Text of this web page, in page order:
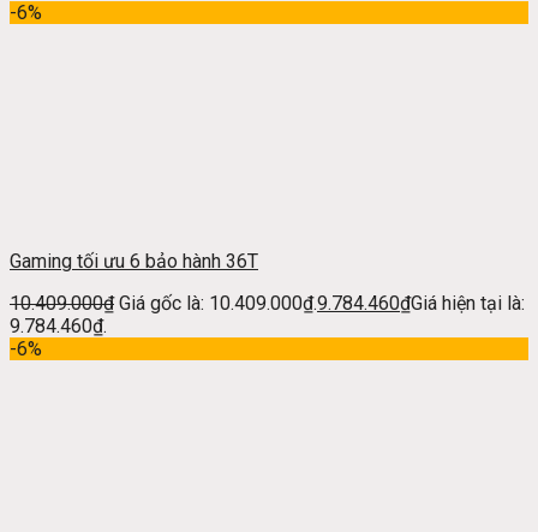
-6%
Gaming tối ưu 6 bảo hành 36T
10.409.000₫ Giá gốc là: 10.409.000₫.9.784.460₫Giá hiện tại là:
9.784.460₫.
-6%